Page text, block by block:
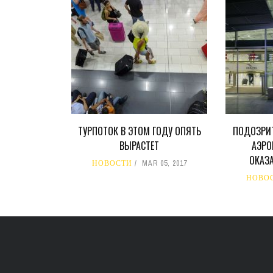
ТУРПОТОК В ЭТОМ ГОДУ ОПЯТЬ
ВЫРАСТЕТ
НОВОСТИ MAR 05, 2017